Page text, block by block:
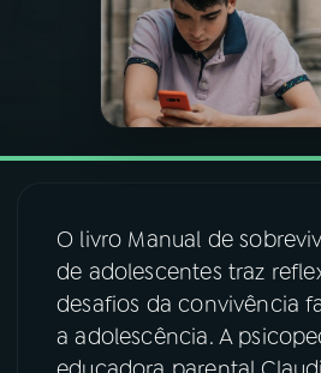
PROGRAMAS
PODCASTS
07ÚLTIMAS
FESTIVAL DE MÚSICA
O livro Manual de
de adolescentes traz
desafios da convivência
a adolescência. A